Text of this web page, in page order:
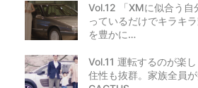
Vol.12 「XMに似合う自
っているだけでキラキ
を豊かに…
Vol.11 運転するのが楽
住性も抜群。家族全員